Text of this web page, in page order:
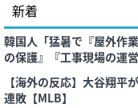
新着
韓国人「猛暑で『屋外作
の保護』『工事現場の運
さに適応を模索」
【海外の反応】大谷翔平
連敗【MLB】